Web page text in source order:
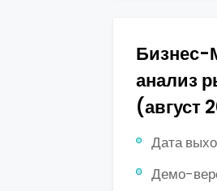
Бизнес-
анализ
(август
Дата
Демо-